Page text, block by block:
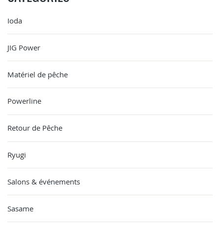
Ioda
JIG Power
Matériel de pêche
Powerline
Retour de Pêche
Ryugi
Salons & événements
Sasame